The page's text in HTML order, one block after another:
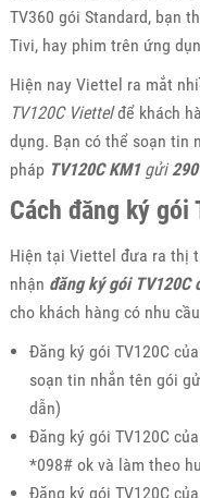
TV360 gói Standard, bạn
Tivi, hay phim trên ứng
Hiện nay Viettel ra mắt
TV120C Viettelđể khách
dụng. Bạn có thể soạn tin
pháp TV120C KM1gửi290
Cách đăng ký gói
Hiện tại Viettel đưa ra thị
nhận đăng ký gói TV120C
cho khách hàng có nhu
Đăng ký gói TV120C
soạn tin nhắn tên gói
dẫn)
Đăng ký gói TV120C
*098# ok và làm theo
Đăng ký gói TV120C